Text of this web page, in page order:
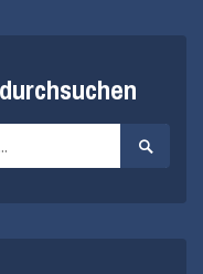
Suche
starten